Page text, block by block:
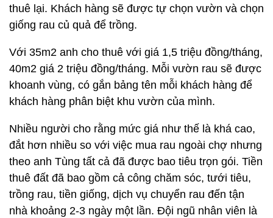
thuê lại. Khách hàng sẽ được tự chọn vườn và chọn
giống rau củ quả để trồng.
Với 35m2 anh cho thuê với giá 1,5 triệu đồng/tháng,
40m2 giá 2 triệu đồng/tháng. Mỗi vườn rau sẽ được
khoanh vùng, có gắn bảng tên mỗi khách hàng để
khách hàng phân biệt khu vườn của mình.
Nhiều người cho rằng mức giá như thế là khá cao,
đắt hơn nhiều so với việc mua rau ngoài chợ nhưng
theo anh Tùng tất cả đã được bao tiêu trọn gói. Tiền
thuê đất đã bao gồm cả công chăm sóc, tưới tiêu,
trồng rau, tiền giống, dịch vụ chuyển rau đến tận
nhà khoảng 2-3 ngày một lần. Đội ngũ nhân viên là